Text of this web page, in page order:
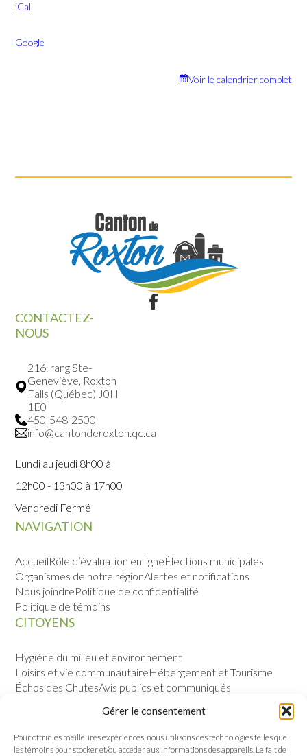
Gérer le consentement
Pour offrir les meilleures expériences, nous utilisons des technologies telles que
les témoins pour stocker et/ou accéder aux informations des appareils. Le fait de
iCal
Google
Voir le calendrier complet
NAVIGATION
AccueilRôle d’évaluation en ligneÉlections municipales
Organismes de notre régionAlertes et notifications
Nous joindrePolitique de confidentialité
Politique de témoins
CITOYENS
Hygiène du milieu et environnement
Loisirs et vie communautaireHébergement et Tourisme
Échos des ChutesAvis publics et communiqués
Notre histoirePermis et règlements
CONTACTEZ-
NOUS
216. rang Ste-
Geneviève, Roxton
Falls (Québec) J0H
1E0
450-548-2500
info@cantonderoxton.qc.ca
Lundi au jeudi 8h00 à
12h00 - 13h00 à 17h00
Vendredi Fermé